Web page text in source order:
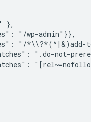
},
"/wp-admin"}},
"/*\\?*(^|&)add-
".do-not-